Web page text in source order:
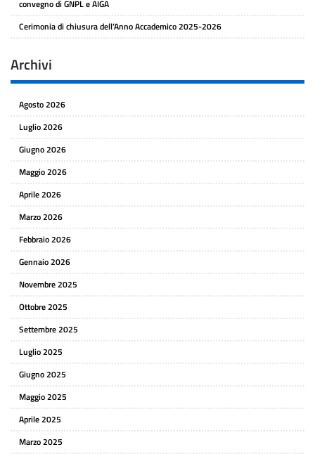
convegno di GNPL e AIGA
Cerimonia di chiusura dell’Anno Accademico 2025-2026
Archivi
Agosto 2026
Luglio 2026
Giugno 2026
Maggio 2026
Aprile 2026
Marzo 2026
Febbraio 2026
Gennaio 2026
Novembre 2025
Ottobre 2025
Settembre 2025
Luglio 2025
Giugno 2025
Maggio 2025
Aprile 2025
Marzo 2025